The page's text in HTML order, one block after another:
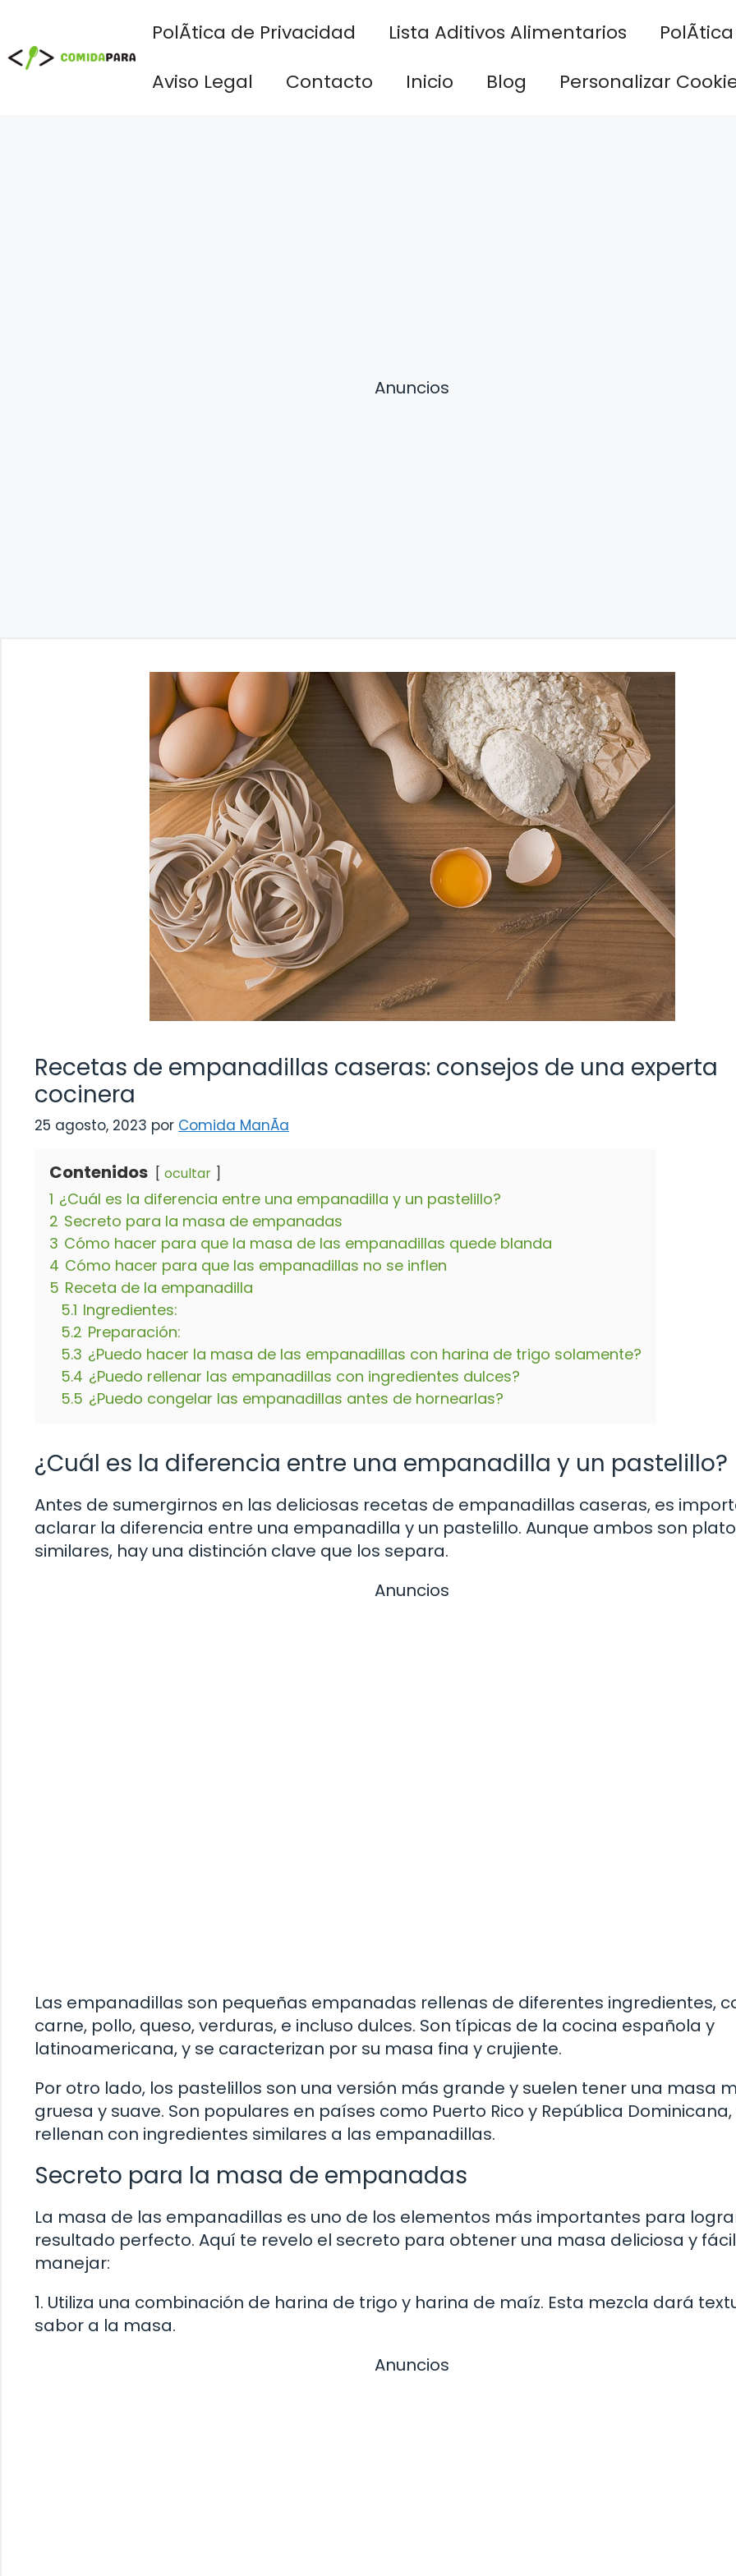
contenido
PolÃ­tica de Privacidad Lista Aditivos Alimentarios
Aviso Legal
Contacto Inicio Blog Personalizar
Anuncios
Recetas de empanadillas caseras: consejos de una experta
cocinera
25 agosto, 2023 por Comida ManÃ­a
Contenidos ocultar
1 ¿Cuál es la diferencia entre una empanadilla y un pastelillo?
2 Secreto para la masa de empanadas
3 Cómo hacer para que la masa de las empanadillas quede blanda
4 Cómo hacer para que las empanadillas no se inflen
5 Receta de la empanadilla
5.1 Ingredientes:
5.2 Preparación:
5.3 ¿Puedo hacer la masa de las empanadillas con harina de trigo solamente?
5.4 ¿Puedo rellenar las empanadillas con ingredientes dulces?
5.5 ¿Puedo congelar las empanadillas antes de hornearlas?
¿Cuál es la diferencia entre una empanadilla y un pastelillo?
Antes de sumergirnos en las deliciosas recetas de empanadillas caseras, es
aclarar la diferencia entre una empanadilla y un pastelillo. Aunque ambos son
similares, hay una distinción clave que los separa.
Anuncios
Las empanadillas son pequeñas empanadas rellenas de diferentes ingredientes,
carne, pollo, queso, verduras, e incluso dulces. Son típicas de la cocina española y
latinoamericana, y se caracterizan por su masa fina y crujiente.
Por otro lado, los pastelillos son una versión más grande y suelen tener una masa
gruesa y suave. Son populares en países como Puerto Rico y República Dominicana,
rellenan con ingredientes similares a las empanadillas.
Secreto para la masa de empanadas
La masa de las empanadillas es uno de los elementos más importantes para
resultado perfecto. Aquí te revelo el secreto para obtener una masa deliciosa y
manejar:
1. Utiliza una combinación de harina de trigo y harina de maíz. Esta mezcla dará
sabor a la masa.
Anuncios